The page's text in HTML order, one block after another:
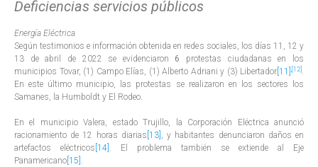
Deficiencias servicios públicos
Energía Eléctrica
Según testimonios e información obtenida en redes sociales, los días 11, 12 y
13 de abril de 2022 se evidenciaron 6
protestas ciudadanas en los
municipios Tovar, (1) Campo Elías, (1) Alberto Adriani y (3) Libertador [11] [12] .
En este último municipio, las protestas se realizaron en los sectores los
Samanes, la Humboldt y El Rodeo.
En el municipio Valera, estado Trujillo, la Corporación Eléctrica anunció
racionamiento de 12 horas diarias [13] , y habitantes denunciaron daños en
artefactos eléctricos [14] . El problema también se extiende al Eje
Panamericano [15] .